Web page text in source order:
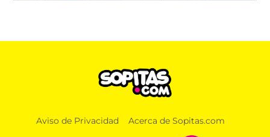
Aviso de Privacidad Acerca de Sopitas.com